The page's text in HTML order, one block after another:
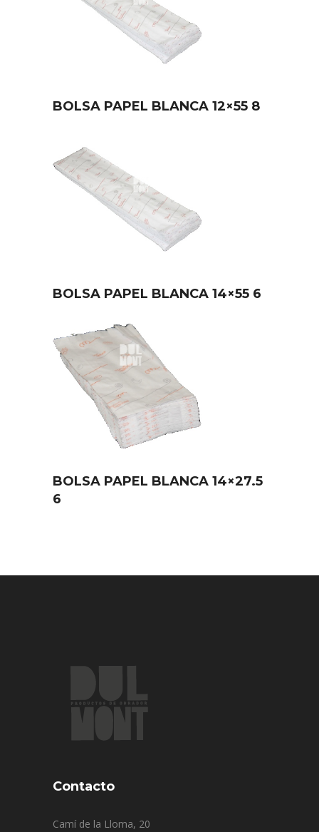
BOLSA PAPEL BLANCA 12×55 8
BOLSA PAPEL BLANCA 14×55 6
BOLSA PAPEL BLANCA 14×27.5
6
Contacto
Camí de la Lloma, 20